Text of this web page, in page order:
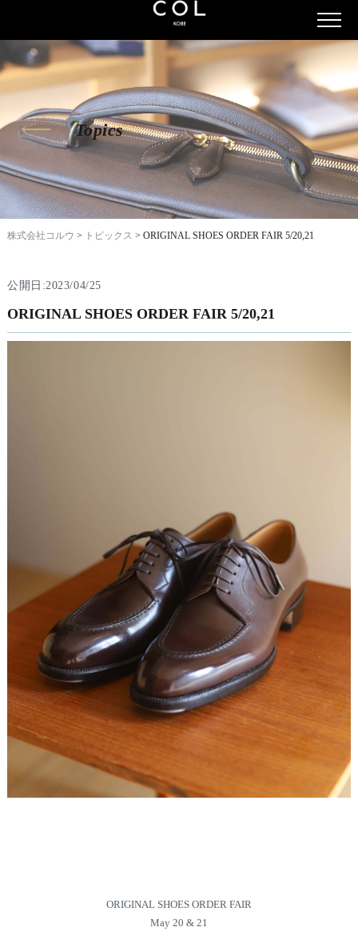
Topics
株式会社コルウ > トピックス > ORIGINAL SHOES ORDER FAIR 5/20,21
公開日:2023/04/25
ORIGINAL SHOES ORDER FAIR 5/20,21
ORIGINAL SHOES ORDER FAIR
May 20 & 21